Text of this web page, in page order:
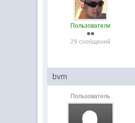
Пользователи
29 сообщений
bvm
Пользователь